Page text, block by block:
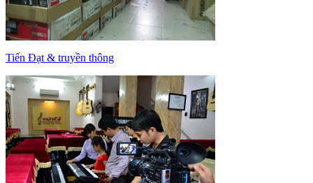
Tiến Đạt & truyền thông